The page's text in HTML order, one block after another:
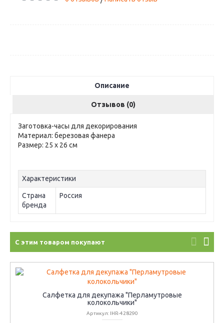
Описание
Отзывов (0)
Заготовка-часы для декорирования
Материал: березовая фанера
Размер: 25 х 26 см
Характеристики
Страна
бренда
Россия
С этим товаром покупают
Салфетка для декупажа "Перламутровые
колокольчики"
Артикул: IHR-428290